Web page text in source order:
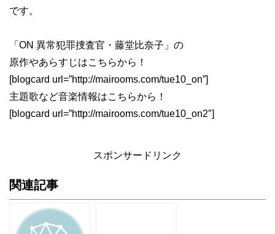
です。
「ON 異常犯罪捜査官・藤堂比奈子」の
原作やあらすじはこちらから！
[blogcard url=”http://mairooms.com/tue10_on”]
主題歌など音楽情報はこちらから！
[blogcard url=”http://mairooms.com/tue10_on2″]
スポンサードリンク
関連記事